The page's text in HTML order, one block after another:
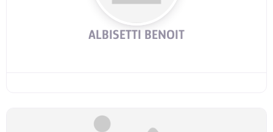
ALBISETTI BENOIT